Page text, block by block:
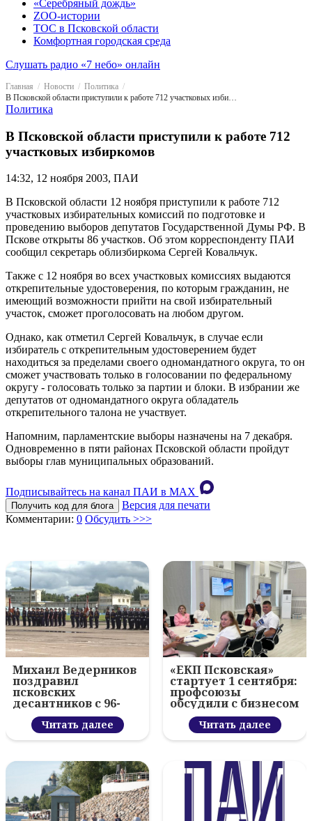
«Серебряный дождь»
ZOO-истории
ТОС в Псковской области
Комфортная городская среда
Слушать радио «7 небо» онлайн
Главная Новости
Политика
В Псковской области приступили к работе 712 участковых избиркомов
Политика
В Псковской области приступили к работе 712
участковых избиркомов
14:32, 12 ноября 2003, ПАИ
В Псковской области 12 ноября приступили к работе 712
участковых избирательных комиссий по подготовке и
проведению выборов депутатов Государственной Думы РФ. В
Пскове открыты 86 участков. Об этом корреспонденту ПАИ
сообщил секретарь облизбиркома Сергей Ковальчук.
Также с 12 ноября во всех участковых комиссиях выдаются
открепительные удостоверения, по которым гражданин, не
имеющий возможности прийти на свой избирательный
участок, сможет проголосовать на любом другом.
Однако, как отметил Сергей Ковальчук, в случае если
избиратель с открепительным удостоверением будет
находиться за пределами своего одномандатного округа, то он
сможет участвовать только в голосовании по федеральному
округу - голосовать только за партии и блоки. В избрании же
депутатов от одномандатного округа обладатель
открепительного талона не участвует.
Напомним, парламентские выборы назначены на 7 декабря.
Одновременно в пяти районах Псковской области пройдут
выборы глав муниципальных образований.
Подписывайтесь на канал ПАИ в MAХ
Получить код для блога
Версия для печати
Комментарии: 0 Обсудить >>>
Михаил Ведерников
поздравил
псковских
десантников с 96-
летием ВДВ и
вручил награды
Читать далее
«ЕКП Псковская»
стартует 1 сентября:
профсоюзы
обсудили с бизнесом
новый цифровой
проектЧитать далее